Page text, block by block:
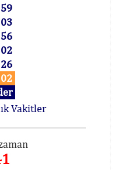
Vakitler